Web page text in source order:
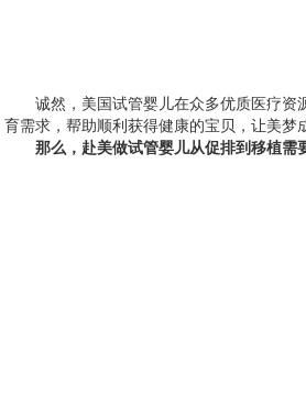
诚然，美国试管婴儿在众多优质医疗资
育需求，帮助顺利获得健康的宝贝，让美梦
那么，赴美做试管婴儿从促排到移植需